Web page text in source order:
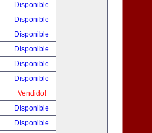
Disponible
Disponible
Disponible
Disponible
Disponible
Disponible
Vendido!
Disponible
Disponible